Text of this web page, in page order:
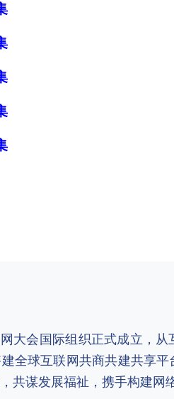
大会国际组织正式成立，
全球互联网共商共建共享
共谋发展福祉，携手构建网